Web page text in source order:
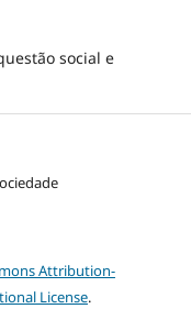
social e
Attribution-
License.